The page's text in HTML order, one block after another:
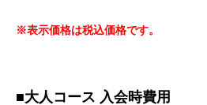
※表示価格は税込価格です。
■大人コース 入会時費用